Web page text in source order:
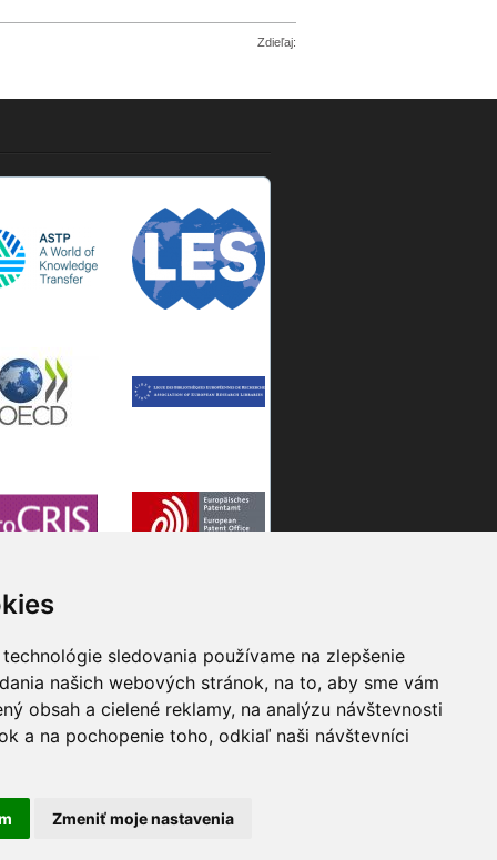
sledovania používame na zlepšenie
našich webových stránok, na to, aby sme vám
obsah a cielené reklamy, na analýzu návštevnosti
a na pochopenie toho, odkiaľ naši návštevníci
Zmeniť moje nastavenia
Zdieľaj: